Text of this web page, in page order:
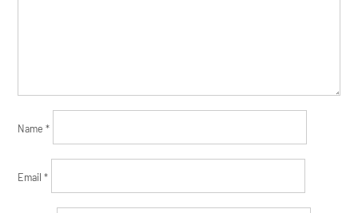
Name*
Email*